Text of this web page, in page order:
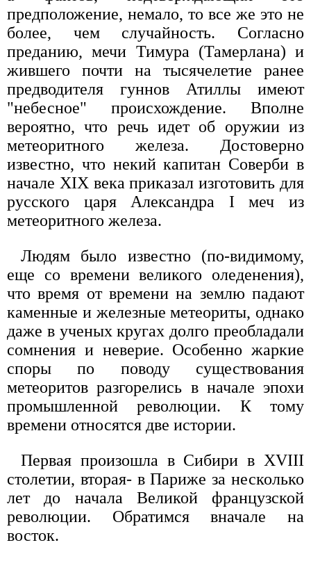
предположение, немало, то все же это не
более, чем случайность. Согласно
преданию, мечи Тимура (Тамерлана) и
жившего почти на тысячелетие ранее
предводителя гуннов Атиллы имеют
"небесное" происхождение. Вполне
вероятно, что речь идет об оружии из
метеоритного железа. Достоверно
известно, что некий капитан Соверби в
начале XIX века приказал изготовить для
русского царя Александра I меч из
метеоритного железа.
Людям было известно (по-видимому,
еще со времени великого оледенения),
что время от времени на землю падают
каменные и железные метеориты, однако
даже в ученых кругах долго преобладали
сомнения и неверие. Особенно жаркие
споры по поводу существования
метеоритов разгорелись в начале эпохи
промышленной революции. К тому
времени относятся две истории.
Первая произошла в Сибири в XVIII
столетии, вторая- в Париже за несколько
лет до начала Великой французской
революции. Обратимся вначале на
восток.